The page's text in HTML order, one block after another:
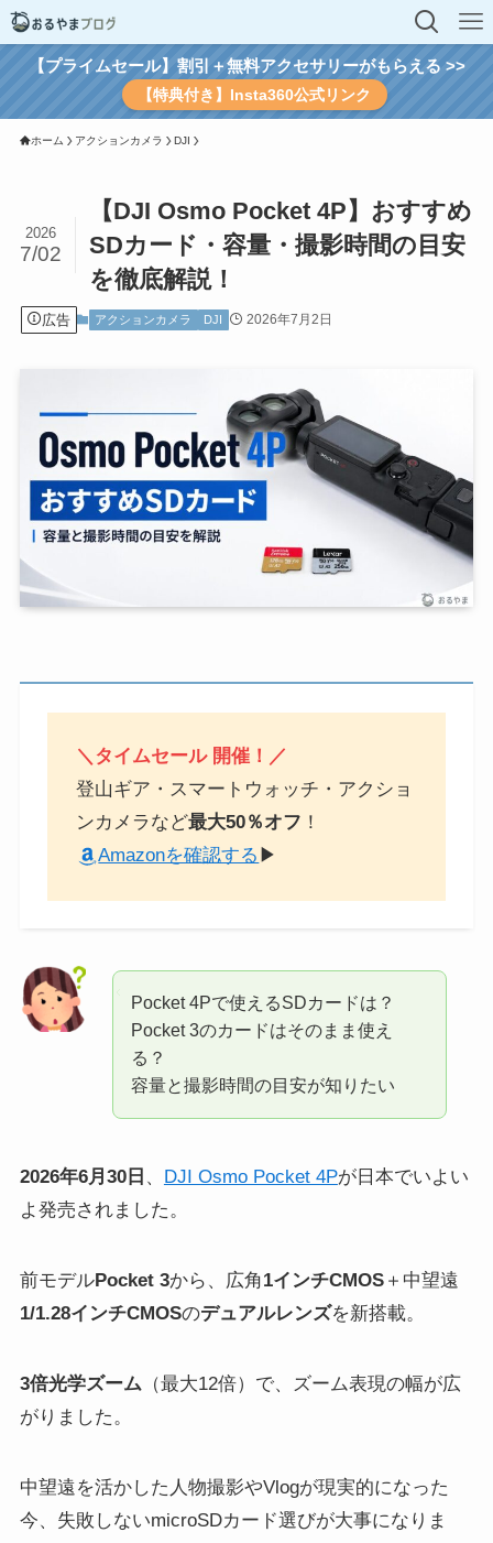
【プライムセール】割引＋無料アクセサリーがもらえる >>
【特典付き】Insta360公式リンク
ホーム アクションカメラ DJI
【DJI Osmo Pocket 4P】おすすめ
SDカード・容量・撮影時間の目安
を徹底解説！
2026
7/02
広告 アクションカメラ DJI 2026年7月2日
＼タイムセール 開催！／
登山ギア・スマートウォッチ・アクショ
ンカメラなど最大50％オフ ！
Amazonを確認する ▶
Pocket 4Pで使えるSDカードは？
Pocket 3のカードはそのまま使え
る？
容量と撮影時間の目安が知りたい
2026年6月30日 、 DJI Osmo Pocket 4Pが日本でいよい
よ発売されました。
前モデルPocket 3から、広角1インチCMOS＋中望遠
1/1.28インチCMOSのデュアルレンズを新搭載。
3倍光学ズーム （最大12倍）で、ズーム表現の幅が広
がりました。
中望遠を活かした人物撮影やVlogが現実的になった
今、失敗しないmicroSDカード選びが大事になりま